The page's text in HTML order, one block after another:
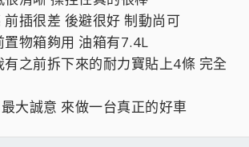
插很差 後避很好 制動尚可
置物箱夠用 油箱有7.4L
之前拆下來的耐力寶貼上4條 完全
大誠意 來做一台真正的好車